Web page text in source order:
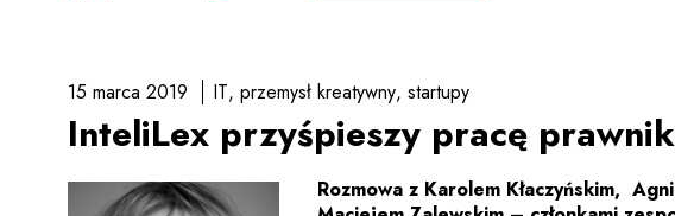
15 marca 2019 IT przemysł kreatywny startupy
InteliLex przyśpieszy pracę
Rozmowa z Karolem Kłaczyńskim,